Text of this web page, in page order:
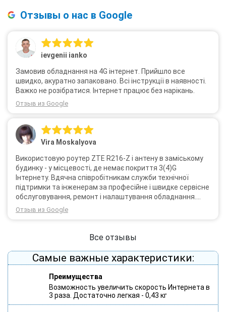
Отзывы о нас в Google
ievgenii ianko
Замовив обладнання на 4G інтернет. Прийшло все
швидко, акуратно запаковано. Всі інструкції в наявності.
Важко не розібратися. Інтернет працює без нарікань.
Отзыв из Google
Vira Moskalyova
Використовую роутер ZTE R216-Z і антену в заміському
будинку - у місцевості, де немає покриття 3(4)G
Інтернету. Вдячна співробітникам служби технічної
підтримки та інженерам за професійне і швидке сервісне
обслуговування, ремонт і налаштування обладнання.
Через 3 роки після покупки я не шкодую про прийняте
тоді рішення придбати обладнання в компанії 3G star
Отзыв из Google
Все отзывы
Самые важные характеристики:
Преимущества
Возможность увеличить скорость Интернета в
3 раза. Достаточно легкая - 0,43 кг